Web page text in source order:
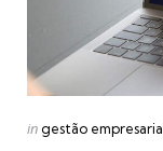
Categories
Posted
ingestão